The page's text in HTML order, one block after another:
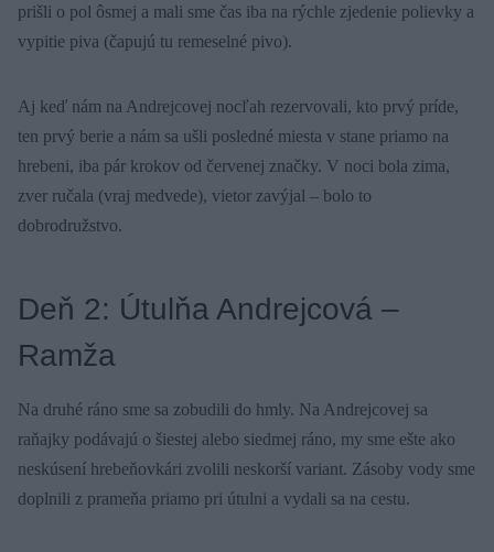
prišli o pol ôsmej a mali sme čas iba na rýchle zjedenie polievky a
vypitie piva (čapujú tu remeselné pivo).
Aj keď nám na Andrejcovej nocľah rezervovali, kto prvý príde,
ten prvý berie a nám sa ušli posledné miesta v stane priamo na
hrebeni, iba pár krokov od červenej značky. V noci bola zima,
zver ručala (vraj medvede), vietor zavýjal – bolo to
dobrodružstvo.
Deň 2: Útulňa Andrejcová –
Ramža
Na druhé ráno sme sa zobudili do hmly. Na Andrejcovej sa
raňajky podávajú o šiestej alebo siedmej ráno, my sme ešte ako
neskúsení hrebeňovkári zvolili neskorší variant. Zásoby vody sme
doplnili z prameňa priamo pri útulni a vydali sa na cestu.